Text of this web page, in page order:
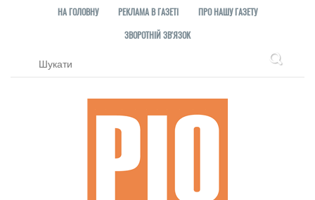
НА ГОЛОВНУ РЕКЛАМА В ГАЗЕТІ
ПРО НАШУ ГАЗЕТУ
ЗВОРОТНІЙ ЗВ'ЯЗОК